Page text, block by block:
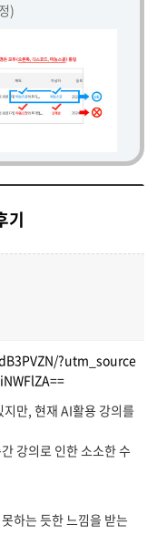
)
기
?utm_source
만, 현재 AI활용 강의를
강의로 인한 소소한 수
하는 듯한 느낌을 받는